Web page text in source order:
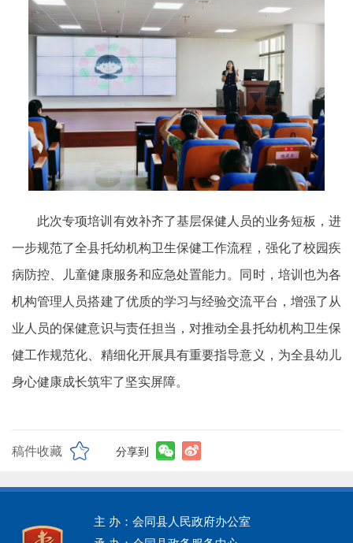
此次专项培训有效补齐了基层保健人员的业务短板，进
一步规范了全县托幼机构卫生保健工作流程，强化了校园疾
病防控、儿童健康服务和应急处置能力。同时，培训也为各
机构管理人员搭建了优质的学习与经验交流平台，增强了从
业人员的保健意识与责任担当，对推动全县托幼机构卫生保
健工作规范化、精细化开展具有重要指导意义，为全县幼儿
身心健康成长筑牢了坚实屏障。
稿件收藏 分享到
主 办：会同县人民政府办公室